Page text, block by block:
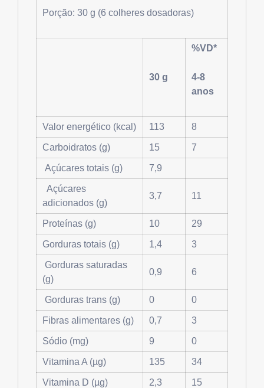
Porção: 30 g (6 colheres dosadoras)
30 g
%VD*
4-8
anos
Valor energético (kcal) 113 8
Carboidratos (g) 15 7
Açúcares totais (g) 7,9
Açúcares
adicionados (g)
3,7 11
Proteínas (g) 10 29
Gorduras totais (g) 1,4 3
Gorduras saturadas
(g)
0,9 6
Gorduras trans (g) 0 0
Fibras alimentares (g) 0,7 3
Sódio (mg) 9 0
Vitamina A (µg) 135 34
Vitamina D (µg) 2,3 15